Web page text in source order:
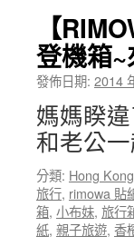
【
登機箱
發佈日期: 2014
媽媽睽
和老公
分類: Hong
旅行, rimowa 貼
箱, 小布妹, 旅行
紙, 親子旅遊, 香